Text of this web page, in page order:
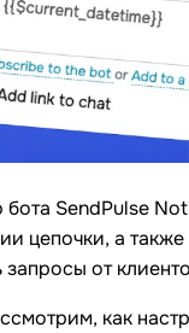
SendPulse
цепочки, а
запросы от
как